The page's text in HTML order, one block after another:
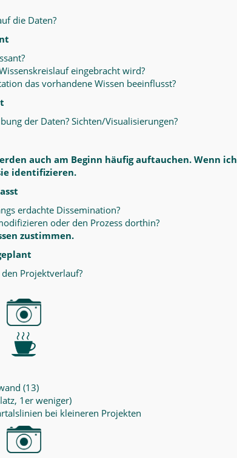
die Daten?
eingebracht wird?
das vorhandene Wissen beeinflusst?
der Daten? Sichten/Visualisierungen?
auch am Beginn häufig auftauchen. Wenn ich
identifizieren.
erdachte Dissemination?
oder den Prozess dorthin?
zustimmen.
den Projektverlauf?
(13)
1er weniger)
bei kleineren Projekten